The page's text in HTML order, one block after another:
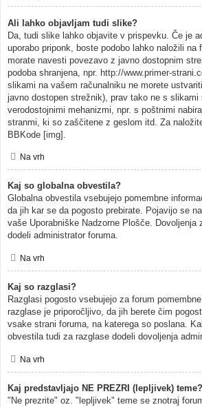
Ali lahko objavljam tudi slike?
Da, tudi slike lahko objavite v prispevku. Če je
uporabo priponk, boste podobo lahko naložili na
morate navesti povezavo z javno dostopnim
podoba shranjena, npr. http://www.primer-
slikami na vašem računalniku ne morete
javno dostopen strežnik), prav tako ne s slikami
verodostojnimi mehanizmi, npr. s poštnimi
stranmi, ki so zaščitene z geslom itd. Za
BBKode [img].
Na vrh
Kaj so globalna obvestila?
Globalna obvestila vsebujejo pomembne
da jih kar se da pogosto prebirate. Pojavijo se
vaše Uporabniške Nadzorne Plošče. Dovoljenja
dodeli administrator foruma.
Na vrh
Kaj so razglasi?
Razglasi pogosto vsebujejo za forum
razglase je priporočljivo, da jih berete čim
vsake strani foruma, na katerega so poslana.
obvestila tudi za razglase dodeli dovoljenja
Na vrh
Kaj predstavljajo NE PREZRI (lepljivek) teme?
"Ne prezrite" oz. "lepljivek" teme se znotraj